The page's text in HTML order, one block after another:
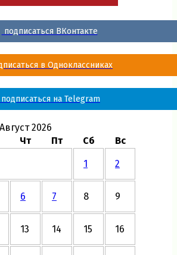
подписаться ВКонтакте
в Одноклассниках
подписаться на Telegram
Август 2026
Чт Пт Сб Вс
1 2
6 7 8 9
13 14 15 16